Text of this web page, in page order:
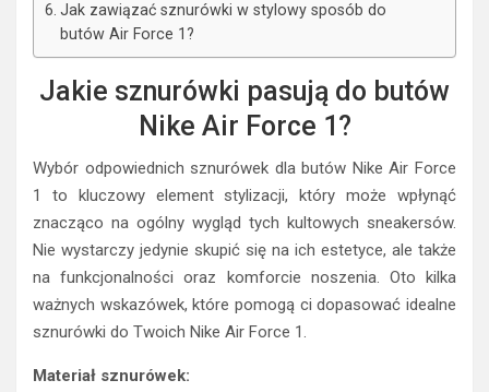
Jak zawiązać sznurówki w stylowy sposób do
butów Air Force 1?
Jakie sznurówki pasują do butów
Nike Air Force 1?
Wybór odpowiednich sznurówek dla butów Nike Air Force
1 to kluczowy element stylizacji, który może wpłynąć
znacząco na ogólny wygląd tych kultowych sneakersów.
Nie wystarczy jedynie skupić się na ich estetyce, ale także
na funkcjonalności oraz komforcie noszenia. Oto kilka
ważnych wskazówek, które pomogą ci dopasować idealne
sznurówki do Twoich Nike Air Force 1.
Materiał sznurówek: